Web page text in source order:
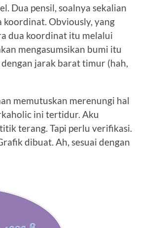
Dua pensil, soalnya sekalian
koordinat. Obviously, yang
dua koordinat itu melalui
mengasumsikan bumi itu
jarak barat timur (hah,
memutuskan merenungi hal
ini tertidur. Aku
terang. Tapi perlu verifikasi.
dibuat. Ah, sesuai dengan